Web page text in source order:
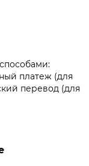
платеж (для
перевод (для